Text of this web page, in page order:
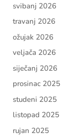
svibanj 2026
travanj 2026
ožujak 2026
veljača 2026
siječanj 2026
prosinac 2025
studeni 2025
listopad 2025
rujan 2025